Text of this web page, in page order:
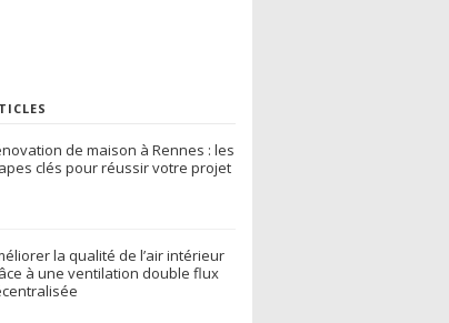
de maison à Rennes : les
clés pour réussir votre projet
la qualité de l’air intérieur
à une ventilation double flux